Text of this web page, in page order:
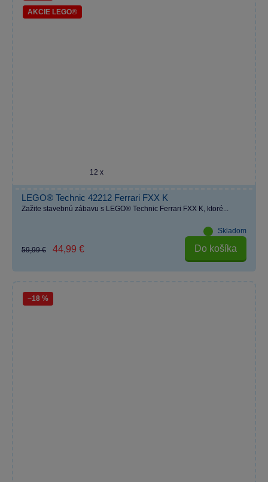
AKCIE LEGO®
12 x
LEGO® Technic 42212 Ferrari FXX K
Zažite stavebnú zábavu s LEGO® Technic Ferrari FXX K, ktoré...
Skladom
59,99 € 44,99 € Do košíka
−18 %